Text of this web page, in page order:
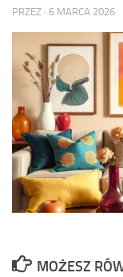
PRZEZ · 6 MARCA 2026
MOŻESZ